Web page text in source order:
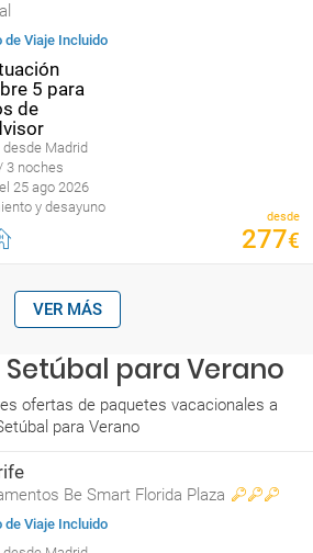
de Viaje Incluido
Madrid
3 noches
25 ago 2026
y desayuno
desde
277€
VER MÁS
Setúbal para Verano
ofertas de paquetes vacacionales a
para Verano
Be Smart Florida Plaza
de Viaje Incluido